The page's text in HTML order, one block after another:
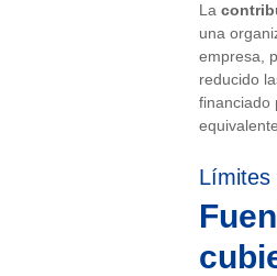
La
una
empresa,
reducido
financiado
Límites